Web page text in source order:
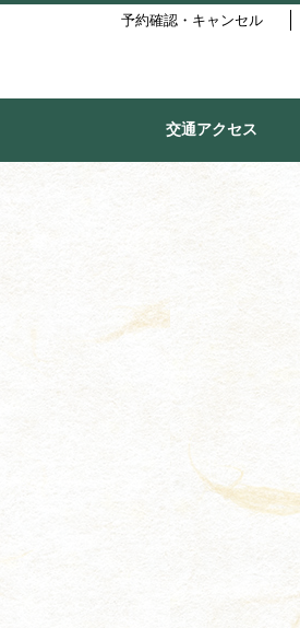
予約確認・キャンセル
交通アクセス